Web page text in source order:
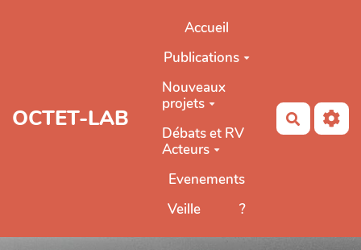
OCTET-LAB
Accueil
Publications
Nouveaux
projets
Débats et RV
Acteurs
Evenements
Veille
?